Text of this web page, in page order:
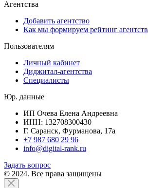
Агентства
Добавить агентство
Как мы формируем рейтинг агентств
Пользователям
Личный кабинет
Диджитал-агентства
Специалисты
Юр. данные
ИП Очева Елена Андреевна
ИНН: 132708300430
Г. Саранск, Фурманова, 17а
+7 987 680 29 96
info@digital-rank.ru
Задать вопрос
© 2024. Все права защищены